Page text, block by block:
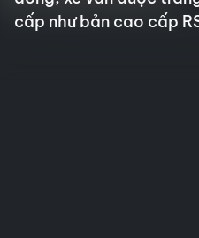
cấp như bản cao cấp